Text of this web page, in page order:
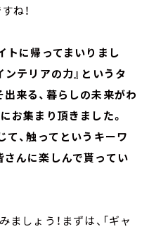
ね！
トに帰ってまいりまし
ンテリアの力』というタ
来る、暮らしの未来がわ
お集まり頂きました。
て、触ってというキーワ
んに楽しんで貰ってい
しょう！まずは、「ギャ